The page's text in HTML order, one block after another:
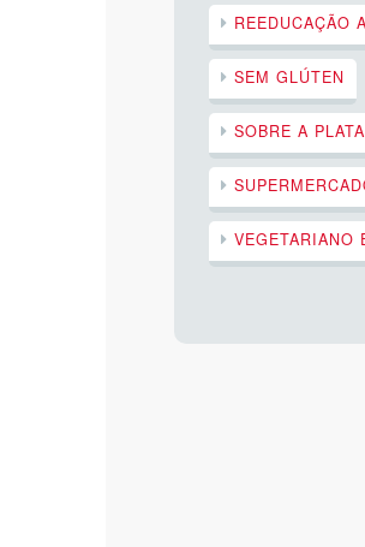
REEDUCAÇÃO
SEM GLÚTEN
SOBRE A
VEGETARIANO